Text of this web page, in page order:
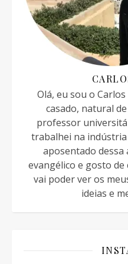
Olá, eu sou o
casado, natural de
professor
trabalhei na
aposentado dessa
evangélico e gosto
vai poder ver os
ideias e